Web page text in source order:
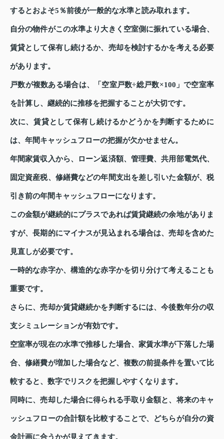
するとおよそ5％前後が一般的な水準と読み取れます。
自分の物件がこの水準より大きく空室側に振れている場合、
賃貸として保有し続けるか、売却を検討するかを考える必要
があります。
戸数が複数ある場合は、「空室戸数÷総戸数×100」で空室率
を計算し、継続的に推移を把握することが大切です。
次に、賃貸として保有し続けるかどうかを判断するために
は、年間キャッシュフローの把握が欠かせません。
年間家賃収入から、ローン返済額、管理費、共用部電気代、
固定資産税、修繕費などの年間支出を差し引いた金額が、税
引き前の年間キャッシュフローになります。
この金額が継続的にプラスであれば賃貸継続の余地がありま
すが、長期的にマイナスが見込まれる場合は、売却を含めた
見直しが必要です。
一時的な赤字か、構造的な赤字かを切り分けて考えることも
重要です。
さらに、売却か賃貸継続かを判断するには、今後数年分の収
支シミュレーションが有効です。
空室率が現在の水準で推移した場合、家賃水準が下落した場
合、修繕費が増加した場合など、複数の前提条件を置いて比
較すると、数字でリスクを把握しやすくなります。
同時に、売却した場合に得られる手取り金額と、将来のキャ
ッシュフローの合計額を比較することで、どちらが自分の資
金計画に合うかが見えてきます。